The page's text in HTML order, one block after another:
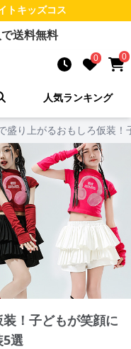
トキッズコス
送料無料
0 0
人気ランキング
盛り上がるおもしろ仮装
！子どもが笑顔に
5選